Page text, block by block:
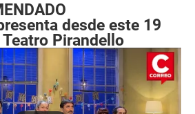
desde este 19
Pirandello